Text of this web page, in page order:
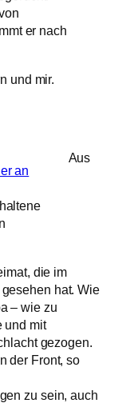
er nach
und mir.
Aus
die im
hat. Wie
– wie zu
und mit
gezogen.
der Front, so
zu sein, auch